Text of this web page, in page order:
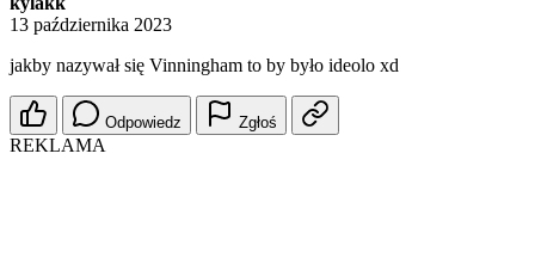
13 października 2023
jakby nazywał się Vinningham to by było ideolo xd
Odpowiedz Zgłoś
REKLAMA